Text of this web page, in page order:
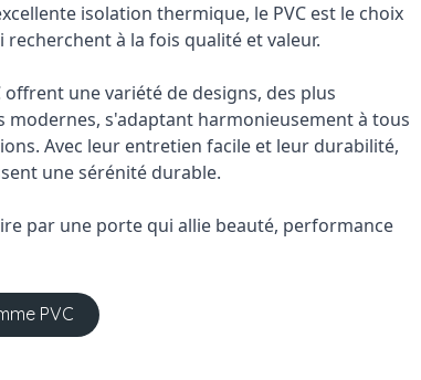
isolation thermique, le PVC est le choix
recherchent à la fois qualité et valeur.
offrent une variété de designs, des plus
modernes, s'adaptant harmonieusement à tous
Avec leur entretien facile et leur durabilité,
une sérénité durable.
PVC